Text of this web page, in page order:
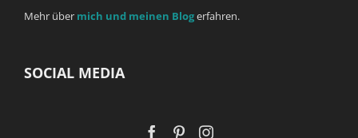
Mehr über mich und meinen Blogerfahren.
SOCIAL MEDIA